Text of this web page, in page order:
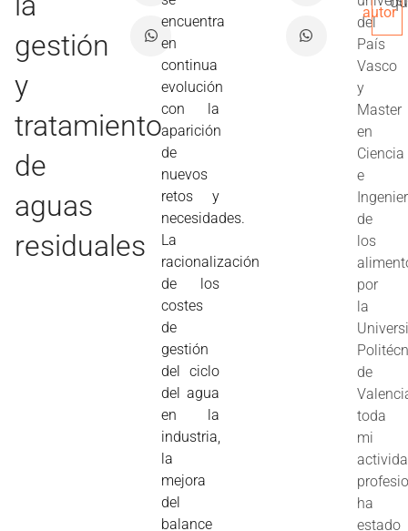
gestión
y
tratamiento
de
aguas
residuales
encuentra
en
continua
evolución
con la
aparición
de
nuevos
retos y
necesidades.
La
racionalización
de los
costes
de
gestión
del ciclo
del agua
en la
industria,
la
mejora
del
balance
del
País
Vasco
y
Master
en
Ciencia
e
de
los
por
la
de
toda
mi
ha
estado
autor